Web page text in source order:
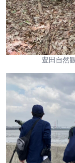
豊田自然